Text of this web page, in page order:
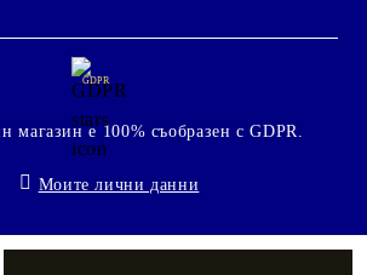
GDPR
магазин е 100% съобразен с GDPR.
Моите лични данни